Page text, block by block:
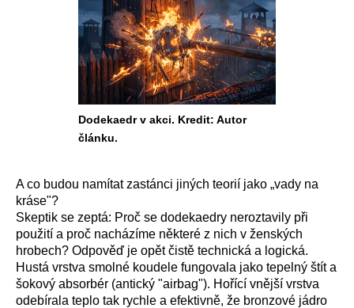
Dodekaedr v akci. Kredit: Autor
článku.
A co budou namítat zastánci jiných teorií jako „vady na
kráse"?
Skeptik se zeptá: Proč se dodekaedry neroztavily při
použití a proč nacházíme některé z nich v ženských
hrobech? Odpověď je opět čistě technická a logická.
Hustá vrstva smolné koudele fungovala jako tepelný štít a
šokový absorbér (antický "airbag"). Hořící vnější vrstva
odebírala teplo tak rychle a efektivně, že bronzové jádro